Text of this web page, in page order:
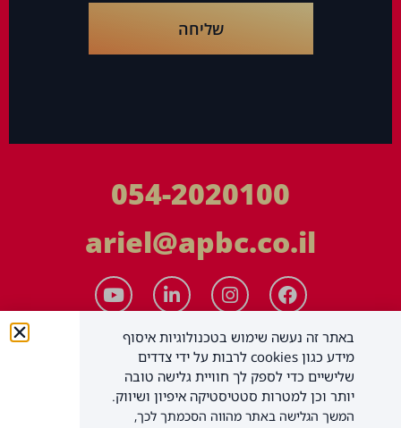
שליחה
054-2020100
ariel@apbc.co.il
באתר זה נעשה שימוש בטכנולוגיות איסוף
מידע כגון cookies לרבות על ידי צדדים
שלישיים כדי לספק לך חוויית גלישה טובה
יותר וכן למטרות סטטיסטיקה איפיון ושיווק.
המשך הגלישה באתר מהווה הסכמתך לכך,